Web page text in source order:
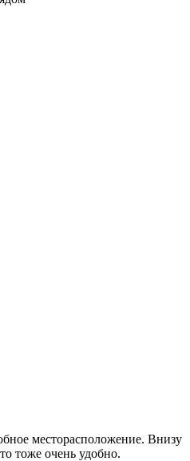
месторасположение. Внизу
тоже очень удобно.